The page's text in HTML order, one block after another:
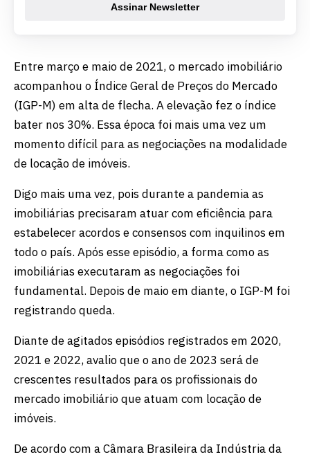
Assinar Newsletter
Entre março e maio de 2021, o mercado imobiliário
acompanhou o Índice Geral de Preços do Mercado
(IGP-M) em alta de flecha. A elevação fez o índice
bater nos 30%. Essa época foi mais uma vez um
momento difícil para as negociações na modalidade
de locação de imóveis.
Digo mais uma vez, pois durante a pandemia as
imobiliárias precisaram atuar com eficiência para
estabelecer acordos e consensos com inquilinos em
todo o país. Após esse episódio, a forma como as
imobiliárias executaram as negociações foi
fundamental. Depois de maio em diante, o IGP-M foi
registrando queda.
Diante de agitados episódios registrados em 2020,
2021 e 2022, avalio que o ano de 2023 será de
crescentes resultados para os profissionais do
mercado imobiliário que atuam com locação de
imóveis.
De acordo com a Câmara Brasileira da Indústria da